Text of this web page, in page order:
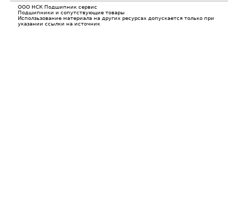
ООО НСК Подшипник сервис
Подшипники и сопутствующие товары
Исползьзование материала на других ресурсах допускается только при
указании ссылки на источник